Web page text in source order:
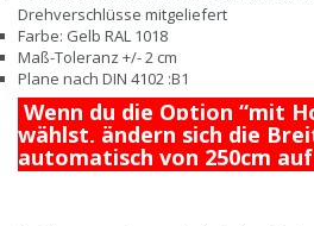
Drehverschlüsse mitgeliefert
Farbe: Gelb RAL 1018
Maß-Toleranz +/- 2 cm
Plane nach DIN 4102 :B1
Wenn du die Option “mit
wählst, ändern sich die
automatisch von 250cm auf